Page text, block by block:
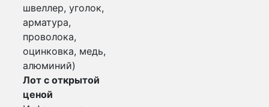
швеллер, уголок,
арматура,
проволока,
оцинковка, медь,
алюминий)
Лот с открытой
ценой